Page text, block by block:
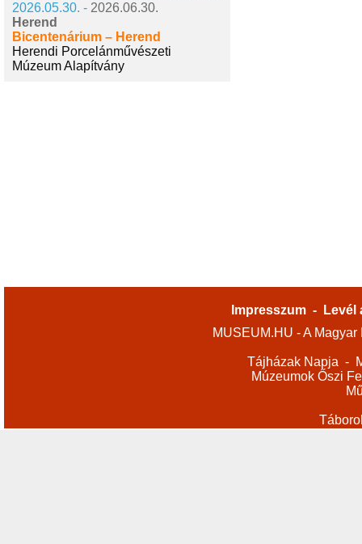
2026.05.30. - 2026.06.30.
Herend
Bicentenárium – Herend
Herendi Porcelánművészeti
Múzeum Alapítvány
Impresszum -
Levél
MUSEUM.HU - A
Tájházak Napja -
Múzeumok Őszi